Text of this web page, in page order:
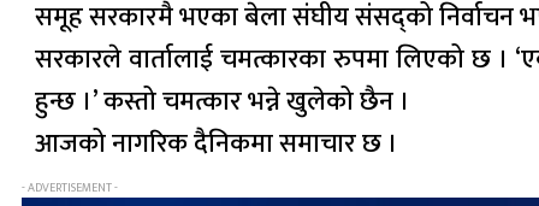
समूह सरकारमै भएका बेला संघीय संसद्को निर्वाचन
सरकारले वार्तालाई चमत्कारका रुपमा लिएको छ ।
हुन्छ ।’ कस्तो चमत्कार भन्ने खुलेको छैन ।
आजको नागरिक दैनिकमा समाचार छ ।
- ADVERTISEMENT -